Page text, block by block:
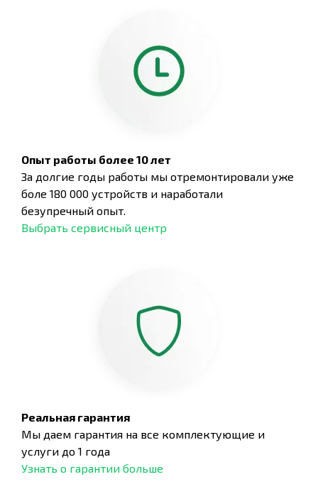
Опыт работы более 10 лет
За долгие годы работы мы отремонтировали уже
боле 180 000 устройств и наработали
безупречный опыт.
Выбрать сервисный центр
Реальная гарантия
Мы даем гарантия на все комплектующие и
услуги до 1 года
Узнать о гарантии больше